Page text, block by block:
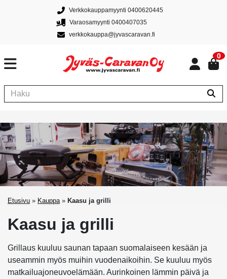
Verkkokauppamyynti 0400620445
Varaosamyynti 0400407035
verkkokauppa@jyvascaravan.fi
0
Etusivu » Kauppa» Kaasu ja grilli
Kaasu ja grilli
Grillaus kuuluu saunan tapaan suomalaiseen kesään ja
useammin myös muihin vuodenaikoihin. Se kuuluu myös
matkailuajoneuvoelämään. Aurinkoinen lämmin päivä ja